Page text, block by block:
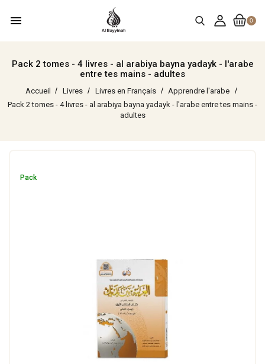
0
menu
Pack 2 tomes - 4 livres - al arabiya bayna yadayk - l'arabe
entre tes mains - adultes
Accueil Livres Livres en Français
Apprendre l'arabe
Pack 2 tomes - 4 livres - al arabiya bayna yadayk - l'arabe entre tes mains -
adultes
Pack